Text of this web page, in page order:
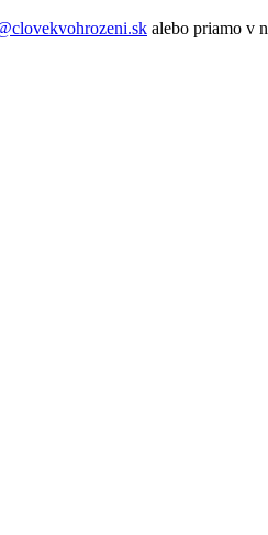
alebo priamo v